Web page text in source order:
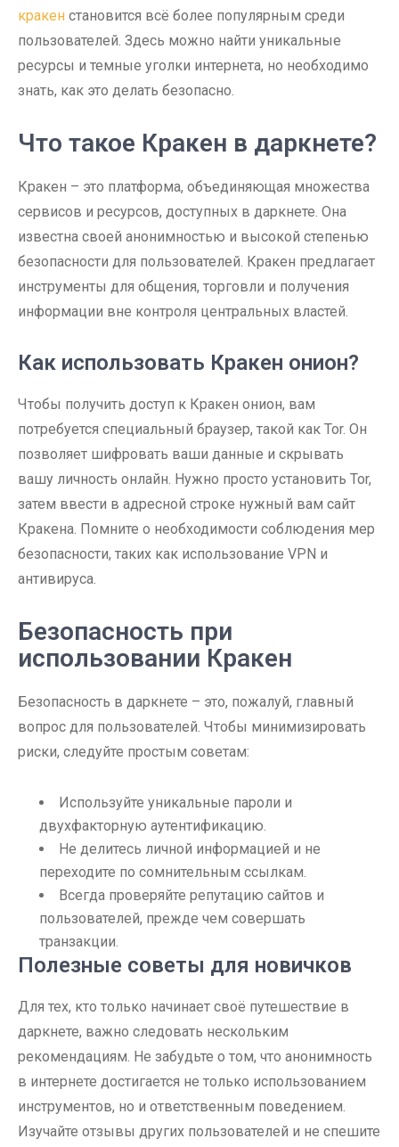
кракен становится всё более популярным среди
пользователей. Здесь можно найти уникальные
ресурсы и темные уголки интернета, но необходимо
знать, как это делать безопасно.
Что такое Кракен в даркнете?
Кракен – это платформа, объединяющая множества
сервисов и ресурсов, доступных в даркнете. Она
известна своей анонимностью и высокой степенью
безопасности для пользователей. Кракен предлагает
инструменты для общения, торговли и получения
информации вне контроля центральных властей.
Как использовать Кракен онион?
Чтобы получить доступ к Кракен онион, вам
потребуется специальный браузер, такой как Tor. Он
позволяет шифровать ваши данные и скрывать
вашу личность онлайн. Нужно просто установить Tor,
затем ввести в адресной строке нужный вам сайт
Кракена. Помните о необходимости соблюдения мер
безопасности, таких как использование VPN и
антивируса.
Безопасность при
использовании Кракен
Безопасность в даркнете – это, пожалуй, главный
вопрос для пользователей. Чтобы минимизировать
риски, следуйте простым советам:
Используйте уникальные пароли и
двухфакторную аутентификацию.
Не делитесь личной информацией и не
переходите по сомнительным ссылкам.
Всегда проверяйте репутацию сайтов и
пользователей, прежде чем совершать
транзакции.
Полезные советы для новичков
Для тех, кто только начинает своё путешествие в
даркнете, важно следовать нескольким
рекомендациям. Не забудьте о том, что анонимность
в интернете достигается не только использованием
инструментов, но и ответственным поведением.
Изучайте отзывы других пользователей и не спешите